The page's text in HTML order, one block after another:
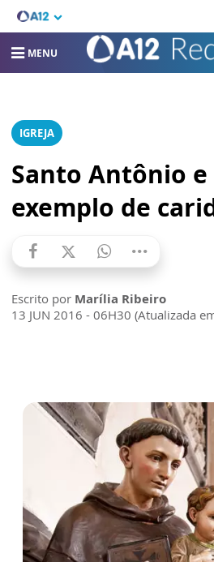
MENU
IGREJA
Santo Antônio e
exemplo de
Escrito por Marília Ribeiro
13 JUN 2016 - 06H30 (Atualizada